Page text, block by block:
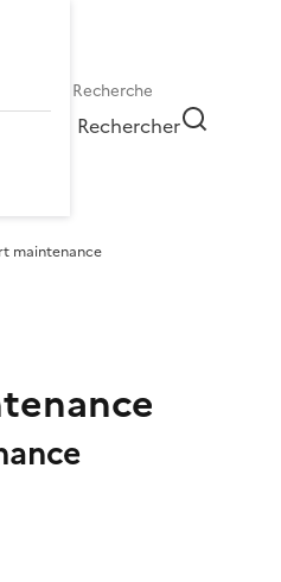
Rechercher
maintenance